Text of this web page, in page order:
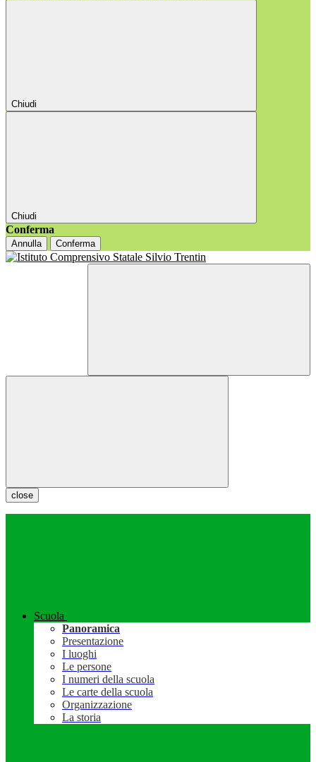
Chiudi
Chiudi
Conferma
Annulla Conferma
close
Scuola
Panoramica
Presentazione
I luoghi
Le persone
I numeri della scuola
Le carte della scuola
Organizzazione
La storia